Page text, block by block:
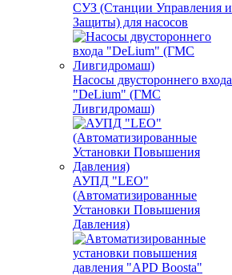
СУЗ (Станции Управления и
Защиты) для насосов
Насосы двустороннего входа
"DeLium" (ГМС
Ливгидромаш)
АУПД "LEO"
(Автоматизированные
Установки Повышения
Давления)